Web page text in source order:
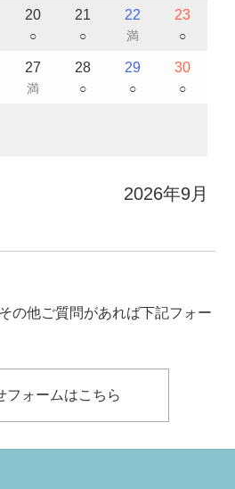
20
○
21
○
22
満
23
○
27
満
28
○
29
○
30
○
2026年9月
の他ご質問があれば下記フォー
フォームはこちら